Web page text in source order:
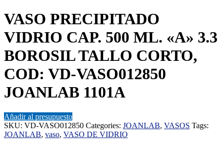
VASO PRECIPITADO
VIDRIO CAP. 500 ML. «A» 3.3
BOROSIL TALLO CORTO,
COD: VD-VASO012850
JOANLAB 1101A
Añadir al presupuesto
SKU: VD-VASO012850 Categories: JOANLAB, VASOS Tags:
JOANLAB, vaso, VASO DE VIDRIO